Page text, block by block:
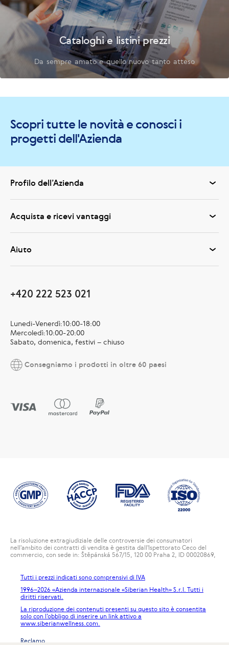
Cataloghi e listini prezzi
Da sempre amato e quello nuovo tanto atteso
Scopri tutte le novità e conosci i
progetti dell'Azienda
Profilo dell’Azienda
Acquista e ricevi vantaggi
Aiuto
+420 222 523 021
Lunedi-Venerdì:10:00-18:00
Mercoledì:10:00-20:00
Sabato, domenica, festivi – chiuso
Consegniamo i prodotti in oltre 60 paesi
La risoluzione extragiudiziale delle controversie dei consumatori
nell'ambito dei contratti di vendita è gestita dall'Ispettorato Ceco del
commercio, con sede in: Štěpánská 567/15, 120 00 Praha 2, ID 00020869,
Tutti i prezzi indicati sono comprensivi di IVA
1996–2026 «Azienda internazionale «Siberian Health» S.r.l. Tutti i
diritti riservati.
La riproduzione dei contenuti presenti su questo sito è consentita
solo con l’obbligo di inserire un link attivo a
www.siberianwellness.com.
Reclamo